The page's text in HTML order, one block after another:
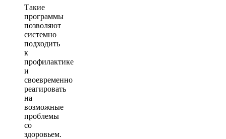
Такие
программы
позволяют
системно
подходить
к
профилактике
и
своевременно
реагировать
на
возможные
проблемы
со
здоровьем.